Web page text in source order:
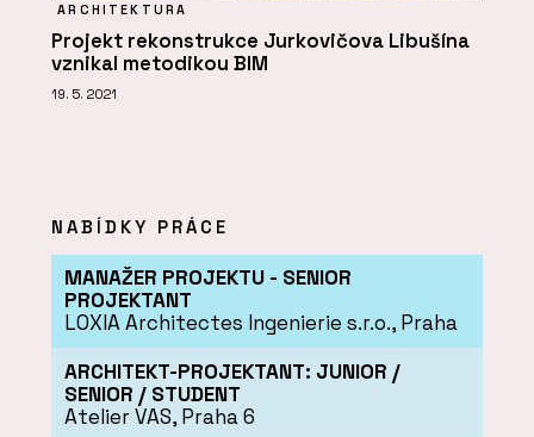
ARCHITEKTURA
Projekt rekonstrukce Jurkovičova Libušína
vznikal metodikou BIM
19. 5. 2021
NABÍDKY PRÁCE
MANAŽER PROJEKTU - SENIOR
PROJEKTANT
LOXIA Architectes Ingenierie s.r.o., Praha
ARCHITEKT-PROJEKTANT: JUNIOR /
SENIOR / STUDENT
Atelier VAS, Praha 6